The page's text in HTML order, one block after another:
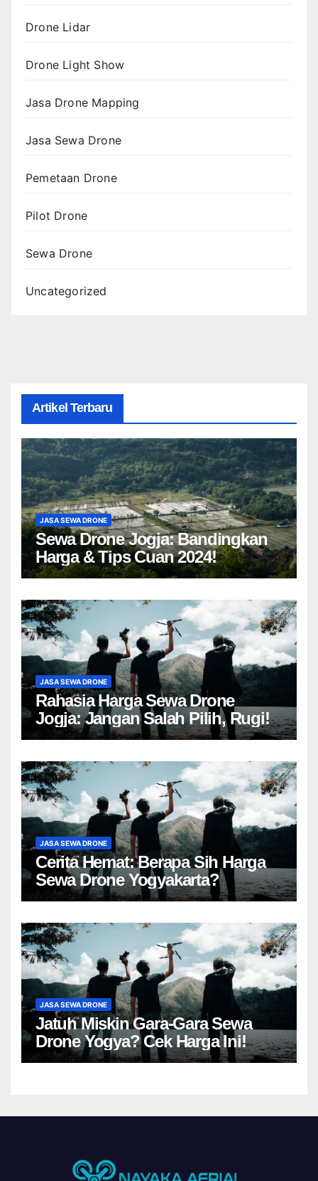
Drone Lidar
Drone Light Show
Jasa Drone Mapping
Jasa Sewa Drone
Pemetaan Drone
Pilot Drone
Sewa Drone
Uncategorized
Artikel Terbaru
JASA SEWA DRONE
Sewa Drone Jogja: Bandingkan
Harga & Tips Cuan 2024!
JASA SEWA DRONE
Rahasia Harga Sewa Drone
Jogja: Jangan Salah Pilih, Rugi!
JASA SEWA DRONE
Cerita Hemat: Berapa Sih Harga
Sewa Drone Yogyakarta?
JASA SEWA DRONE
Jatuh Miskin Gara-Gara Sewa
Drone Yogya? Cek Harga Ini!